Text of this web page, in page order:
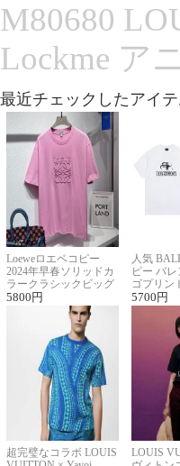
M80680
Lockme ア
最近チェックしたアイ
Loeweロエベコピー
2024年早春ソリッドカ
ラークラシックビッグ
ロゴ刺繍Tシャツ
5800 円
人気
ピー バ
ゴプリン
ーネックT
5700 円
超完璧なコラボ LOUIS
LOUIS